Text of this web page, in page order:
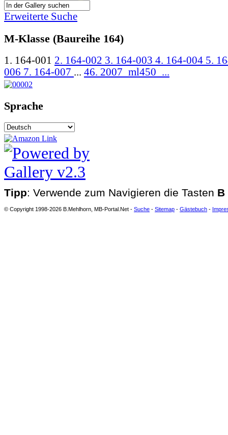
Erweiterte Suche
M-Klasse (Baureihe 164)
1. 164-001 2. 164-002 3. 164-003 4. 164-004 5.
006 7. 164-007 ... 46. 2007_ml450_...
Sprache
Tipp: Verwende zum Navigieren die Tasten B
© Copyright 1998-2026 B.Mehlhorn, MB-Portal.Net - Suche - Sitemap - Gästebuch -